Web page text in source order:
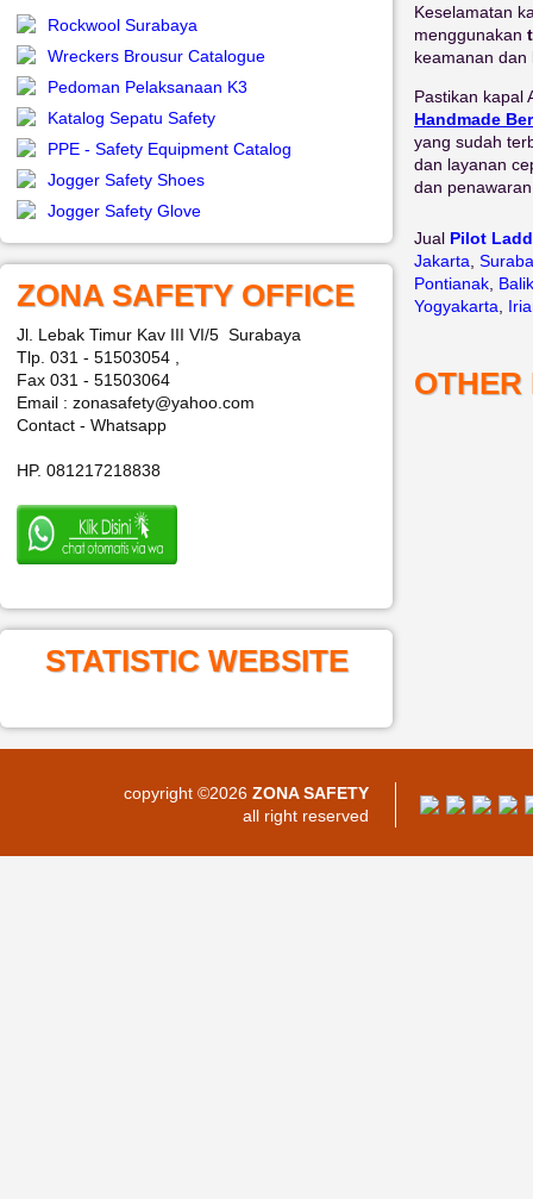
Rockwool Surabaya
Wreckers Brousur Catalogue
Pedoman Pelaksanaan K3
Katalog Sepatu Safety
PPE - Safety Equipment Catalog
Jogger Safety Shoes
Jogger Safety Glove
ZONA SAFETY OFFICE
Jl. Lebak Timur Kav III VI/5 Surabaya
Tlp. 031 - 51503054 ,
Fax 031 - 51503064
Email : zonasafety@yahoo.com
Contact - Whatsapp
HP. 081217218838
STATISTIC WEBSITE
Keselamatan
menggunakan
keamanan dan
Pastikan kapal
Handmade
yang sudah
dan layanan
dan
Jual Pilot
Jakarta
Pontianak
Yogyakarta
OTHER
copyright ©2026 ZONA SAFETY
all right reserved